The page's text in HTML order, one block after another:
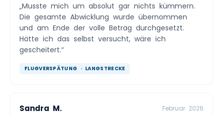
„Musste mich um absolut gar nichts kümmern.
Die gesamte Abwicklung wurde übernommen
und am Ende der volle Betrag durchgesetzt.
Hätte ich das selbst versucht, wäre ich
gescheitert.“
FLUGVERSPÄTUNG · LANGSTRECKE
Sandra M. Februar 2026